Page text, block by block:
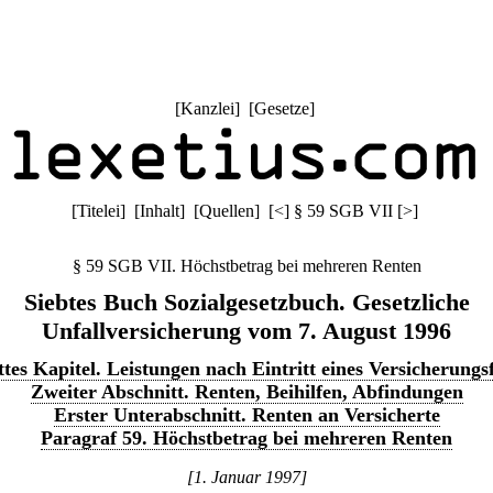
[Kanzlei] [Gesetze]
[Titelei] [Inhalt] [Quellen] [<] § 59 SGB VII [>]
§ 59 SGB VII. Höchstbetrag bei mehreren Renten
Siebtes Buch Sozialgesetzbuch. Gesetzliche
Unfallversicherung vom 7. August 1996
Kapitel. Leistungen nach Eintritt eines
Zweiter Abschnitt. Renten, Beihilfen, Abfindungen
Erster Unterabschnitt. Renten an Versicherte
Paragraf 59. Höchstbetrag bei mehreren Renten
[1. Januar 1997]